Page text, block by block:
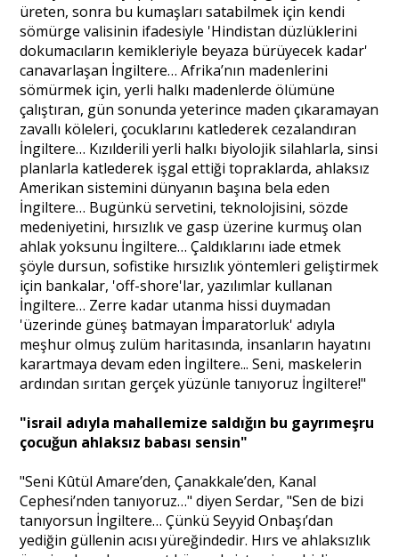
üreten, sonra bu kumaşları satabilmek için kendi
sömürge valisinin ifadesiyle 'Hindistan düzlüklerini
dokumacıların kemikleriyle beyaza bürüyecek kadar'
canavarlaşan İngiltere… Afrika’nın madenlerini
sömürmek için, yerli halkı madenlerde ölümüne
çalıştıran, gün sonunda yeterince maden çıkaramayan
zavallı köleleri, çocuklarını katlederek cezalandıran
İngiltere… Kızılderili yerli halkı biyolojik silahlarla, sinsi
planlarla katlederek işgal ettiği topraklarda, ahlaksız
Amerikan sistemini dünyanın başına bela eden
İngiltere… Bugünkü servetini, teknolojisini, sözde
medeniyetini, hırsızlık ve gasp üzerine kurmuş olan
ahlak yoksunu İngiltere… Çaldıklarını iade etmek
şöyle dursun, sofistike hırsızlık yöntemleri geliştirmek
için bankalar, 'off-shore'lar, yazılımlar kullanan
İngiltere… Zerre kadar utanma hissi duymadan
'üzerinde güneş batmayan İmparatorluk' adıyla
meşhur olmuş zulüm haritasında, insanların hayatını
karartmaya devam eden İngiltere... Seni, maskelerin
ardından sırıtan gerçek yüzünle tanıyoruz İngiltere!"
"israil adıyla mahallemize saldığın bu gayrımeşru
çocuğun ahlaksız babası sensin"
"Seni Kûtül Amare’den, Çanakkale’den, Kanal
Cephesi’nden tanıyoruz…" diyen Serdar, "Sen de bizi
tanıyorsun İngiltere… Çünkü Seyyid Onbaşı’dan
yediğin güllenin acısı yüreğindedir. Hırs ve ahlaksızlık